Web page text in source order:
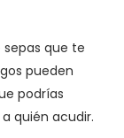
que te
pueden
podrías
quién acudir.